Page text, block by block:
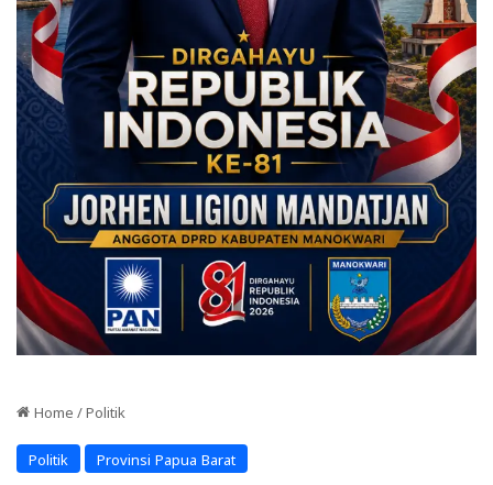
Home / Politik
Politik Provinsi Papua Barat